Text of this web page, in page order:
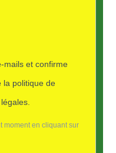
mails et confirme
la politique de
moment en cliquant sur